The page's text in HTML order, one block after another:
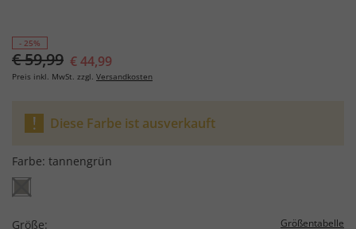
- 25%
€ 59,99 € 44,99
Preis inkl. MwSt. zzgl. Versandkosten
Diese Farbe ist ausverkauft
Farbe: tannengrün
Größe: Größentabelle